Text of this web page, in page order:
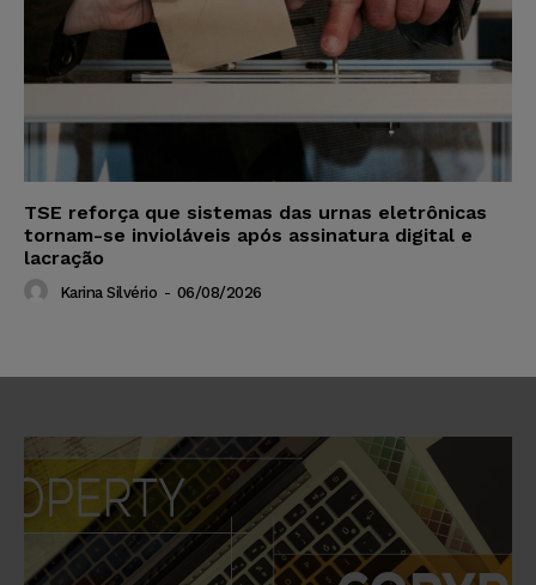
TSE reforça que sistemas das urnas eletrônicas
tornam-se invioláveis após assinatura digital e
lacração
Karina Silvério - 06/08/2026